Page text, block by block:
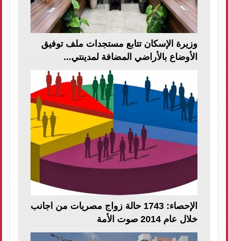
وزيرة الإسكان تتابع مستجدات ملف توفيق
الأوضاع بالأراضي المضافة لمدينتي...
الإحصاء: 1743 حالة زواج مصريات من اجانب
خلال عام 2014 صوت الأمة